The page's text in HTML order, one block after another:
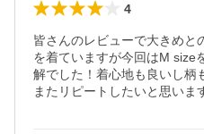
4
皆さんのレビューで大きめと
を着ていますが今回はM size
解でした！着心地も良いし柄
またリピートしたいと思いま